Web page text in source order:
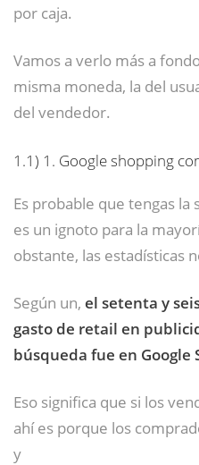
por caja.
Vamos a verlo más a
misma moneda, la del
del vendedor.
1.1) 1. Google shopping
Es probable que tengas la
es un ignoto para la
obstante, las estadísticas
Según un, el setenta y
gasto de retail en
búsqueda fue en Google
Eso significa que si los
ahí es porque los
y